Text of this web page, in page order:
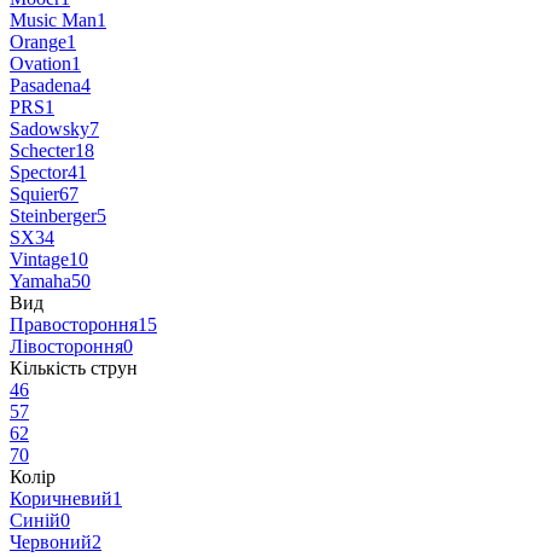
Music Man1
Orange1
Ovation1
Pasadena4
PRS1
Sadowsky7
Schecter18
Spector41
Squier67
Steinberger5
SX34
Vintage10
Yamaha50
Вид
Правостороння15
Лівостороння0
Кількість струн
46
57
62
70
Колір
Коричневий1
Синій0
Червоний2